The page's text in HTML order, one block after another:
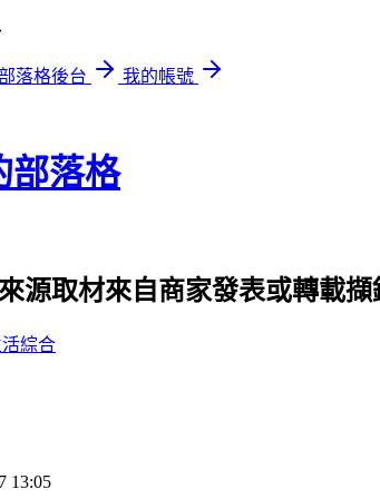
落格後台
我的帳號
部落格
源取材來自商家發表或轉載
綜合
13:05